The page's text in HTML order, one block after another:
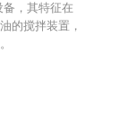
，其特征在
的搅拌装置，